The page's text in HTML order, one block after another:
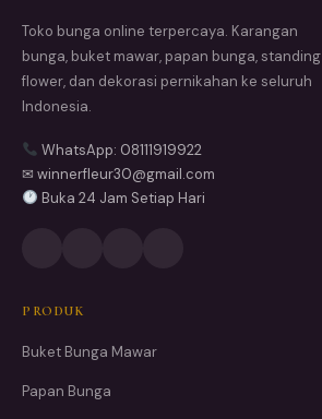
Toko bunga online terpercaya. Karangan
bunga, buket mawar, papan bunga, standing
flower, dan dekorasi pernikahan ke seluruh
Indonesia.
WhatsApp: 08111919922
✉ winnerfleur30@gmail.com
Buka 24 Jam Setiap Hari
PRODUK
Buket Bunga Mawar
Papan Bunga